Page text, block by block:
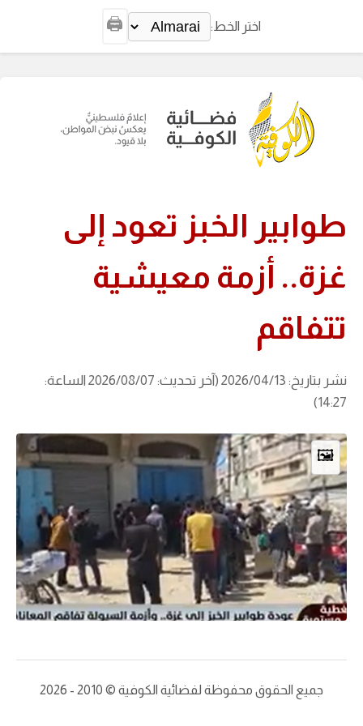
اختر الخط: 🖨️
طوابير الخبز تعود إلى
غزة.. أزمة معيشية
تتفاقم
نشر بتاريخ: 2026/04/13 (آخر تحديث: 2026/08/07 الساعة:
14:27)
🖼️
جميع الحقوق محفوظة لفضائية الكوفية © 2010 - 2026